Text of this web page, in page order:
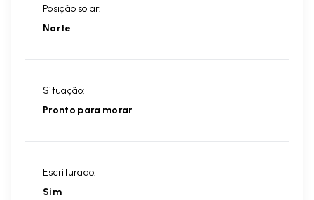
Posição solar:
Norte
Situação:
Pronto para morar
Escriturado:
Sim